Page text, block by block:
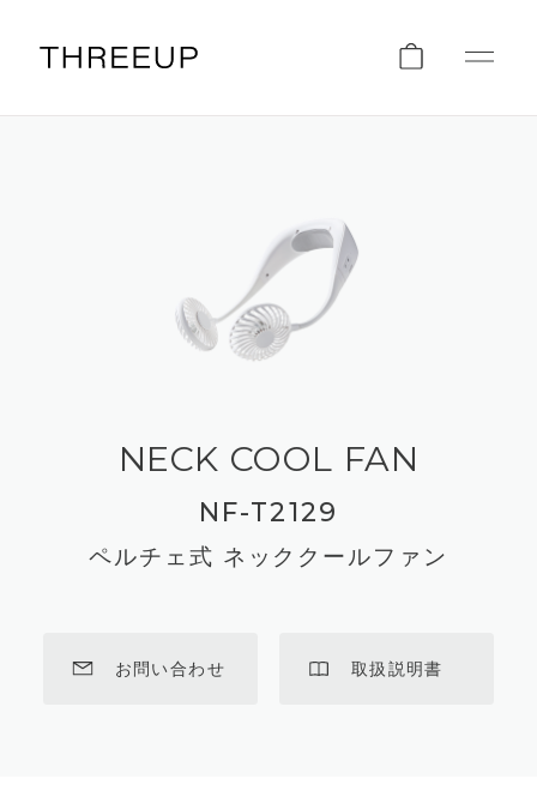
NECK COOL FAN
NF-T2129
ペルチェ式 ネッククールファン
お問い合わせ 取扱説明書